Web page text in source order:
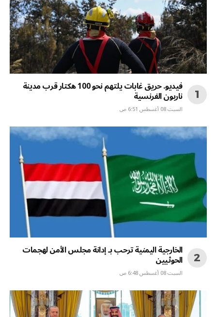
فيديو. حريق غابات يلتهم نحو 100 هكتار قرب مدينة
ناربون الفرنسية
السبت 08 أغسطس 6:51 ص
الخارجية اليمنية ترحب بـ إدانة مجلس الأمن لهجمات
الحوثيين
السبت 08 أغسطس 6:48 ص